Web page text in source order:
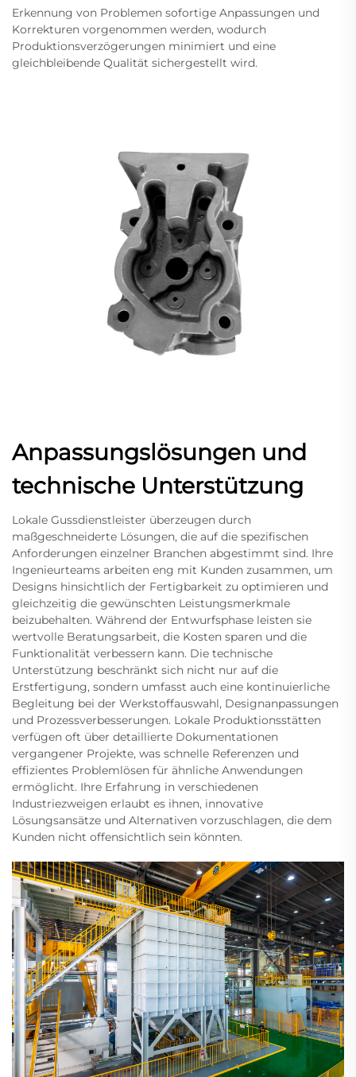
Erkennung von Problemen sofortige Anpassungen und
Korrekturen vorgenommen werden, wodurch
Produktionsverzögerungen minimiert und eine
gleichbleibende Qualität sichergestellt wird.
Anpassungslösungen und
technische Unterstützung
Lokale Gussdienstleister überzeugen durch
maßgeschneiderte Lösungen, die auf die spezifischen
Anforderungen einzelner Branchen abgestimmt sind. Ihre
Ingenieurteams arbeiten eng mit Kunden zusammen, um
Designs hinsichtlich der Fertigbarkeit zu optimieren und
gleichzeitig die gewünschten Leistungsmerkmale
beizubehalten. Während der Entwurfsphase leisten sie
wertvolle Beratungsarbeit, die Kosten sparen und die
Funktionalität verbessern kann. Die technische
Unterstützung beschränkt sich nicht nur auf die
Erstfertigung, sondern umfasst auch eine kontinuierliche
Begleitung bei der Werkstoffauswahl, Designanpassungen
und Prozessverbesserungen. Lokale Produktionsstätten
verfügen oft über detaillierte Dokumentationen
vergangener Projekte, was schnelle Referenzen und
effizientes Problemlösen für ähnliche Anwendungen
ermöglicht. Ihre Erfahrung in verschiedenen
Industriezweigen erlaubt es ihnen, innovative
Lösungsansätze und Alternativen vorzuschlagen, die dem
Kunden nicht offensichtlich sein könnten.